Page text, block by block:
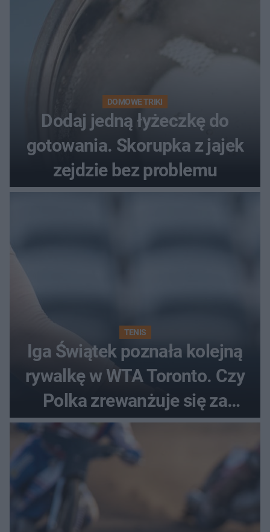
DOMOWE TRIKI
Dodaj jedną łyżeczkę do
gotowania. Skorupka z jajek
zejdzie bez problemu
TENIS
Iga Świątek poznała kolejną
rywalkę w WTA Toronto. Czy
Polka zrewanżuje się za
ostatnią porażkę?